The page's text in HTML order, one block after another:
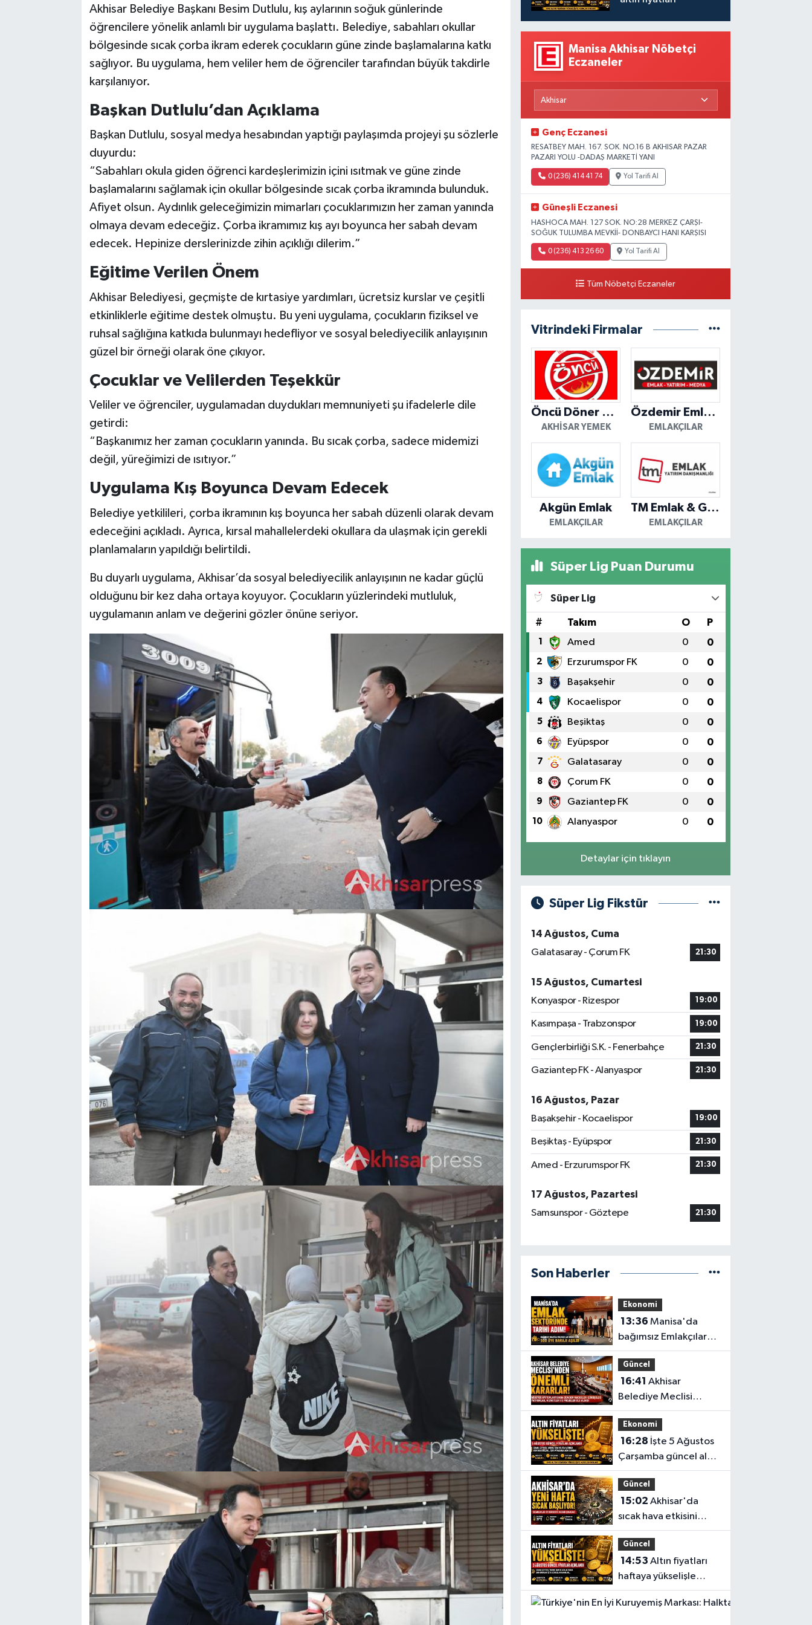
Akhisar Belediye Başkanı Besim Dutlulu, kış aylarının soğuk günlerinde
öğrencilere yönelik anlamlı bir uygulama başlattı. Belediye, sabahları okullar
bölgesinde sıcak çorba ikram ederek çocukların güne zinde başlamalarına katkı
sağlıyor. Bu uygulama, hem veliler hem de öğrenciler tarafından büyük takdirle
karşılanıyor.
Başkan Dutlulu’dan Açıklama
Başkan Dutlulu, sosyal medya hesabından yaptığı paylaşımda projeyi şu sözlerle
duyurdu:
“Sabahları okula giden öğrenci kardeşlerimizin içini ısıtmak ve güne zinde
başlamalarını sağlamak için okullar bölgesinde sıcak çorba ikramında bulunduk.
Afiyet olsun. Aydınlık geleceğimizin mimarları çocuklarımızın her zaman yanında
olmaya devam edeceğiz. Çorba ikramımız kış ayı boyunca her sabah devam
edecek. Hepinize derslerinizde zihin açıklığı dilerim.”
Eğitime Verilen Önem
Akhisar Belediyesi, geçmişte de kırtasiye yardımları, ücretsiz kurslar ve çeşitli
etkinliklerle eğitime destek olmuştu. Bu yeni uygulama, çocukların fiziksel ve
ruhsal sağlığına katkıda bulunmayı hedefliyor ve sosyal belediyecilik anlayışının
güzel bir örneği olarak öne çıkıyor.
Çocuklar ve Velilerden Teşekkür
Veliler ve öğrenciler, uygulamadan duydukları memnuniyeti şu ifadelerle dile
getirdi:
“Başkanımız her zaman çocukların yanında. Bu sıcak çorba, sadece midemizi
değil, yüreğimizi de ısıtıyor.”
Uygulama Kış Boyunca Devam Edecek
Belediye yetkilileri, çorba ikramının kış boyunca her sabah düzenli olarak devam
edeceğini açıkladı. Ayrıca, kırsal mahallelerdeki okullara da ulaşmak için gerekli
planlamaların yapıldığı belirtildi.
Bu duyarlı uygulama, Akhisar’da sosyal belediyecilik anlayışının ne kadar güçlü
olduğunu bir kez daha ortaya koyuyor. Çocukların yüzlerindeki mutluluk,
uygulamanın anlam ve değerini gözler önüne seriyor.
Manisa Akhisar Nöbetçi
Eczaneler
Genç Eczanesi
RESATBEY MAH. 167. SOK. NO.16 B AKHISAR PAZAR
PAZARI YOLU -DADAŞ MARKETİ YANI
0 (236) 414 41 74 Yol Tarifi Al
Güneşli Eczanesi
HASHOCA MAH. 127 SOK. NO:28 MERKEZ ÇARŞI-
SOĞUK TULUMBA MEVKİİ- DONBAYCI HANI KARŞISI
0 (236) 413 26 60 Yol Tarifi Al
Tüm Nöbetçi Eczaneler
Vitrindeki Firmalar
Öncü Döner Akhisar
AKHISAR YEMEK
Özdemir Emlak Yatırım
EMLAKÇILAR
Akgün Emlak
EMLAKÇILAR
TM Emlak & Gayrimenkul
EMLAKÇILAR
Süper Lig Puan Durumu
Süper Lig
# Takım O P
1 Amed 0 0
2 Erzurumspor FK 0 0
3 Başakşehir 0 0
4 Kocaelispor 0 0
5 Beşiktaş 0 0
6 Eyüpspor 0 0
7 Galatasaray 0 0
8 Çorum FK 0 0
9 Gaziantep FK 0 0
10 Alanyaspor 0 0
Detaylar için tıklayın
Süper Lig Fikstür
14 Ağustos, Cuma
Galatasaray - Çorum FK
21:30
15 Ağustos, Cumartesi
Konyaspor - Rizespor
19:00
Kasımpaşa - Trabzonspor 19:00
Gençlerbirliği S.K. - Fenerbahçe 21:30
Gaziantep FK - Alanyaspor 21:30
16 Ağustos, Pazar
Başakşehir - Kocaelispor
19:00
Beşiktaş - Eyüpspor 21:30
Amed - Erzurumspor FK 21:30
17 Ağustos, Pazartesi
Samsunspor - Göztepe
21:30
Son Haberler
Ekonomi
13:36 Manisa'da
bağımsız Emlakçılar
Odası için 500 üye
barajı aşıldı
Güncel
16:41 Akhisar
Belediye Meclisi
Ağustos ayı
toplantısını
gerçekleştirdi
Ekonomi
16:28
Çarşamba güncel altın
fiyatları
Güncel
15:02 Akhisar'da
sıcak hava etkisini
sürdürüyor! İşte 5
günlük hava durumu
Güncel
14:53 Altın fiyatları
haftaya yükselişle
başladı! İşte 3 Ağustos
güncel fiyatlar
Akhisar Emlak